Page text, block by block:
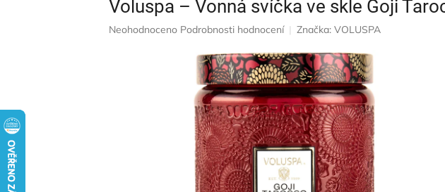
Voluspa – Vonná svíčka ve skle Goji
Průměrné
Neohodnoceno Podrobnosti hodnocení Značka:VOLUSPA